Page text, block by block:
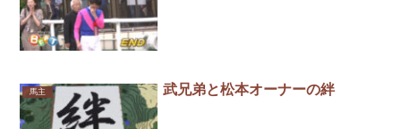
馬主 武兄弟と松本オーナーの絆